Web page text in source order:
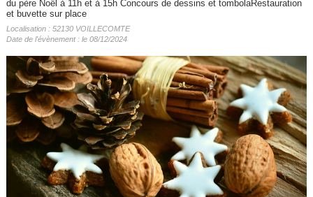
du père Noël à 11h et à 15h Concours de dessins et tombolaRestauration
et buvette sur place
Localisation : 52130 VOILLECOMTE
Date de l'évènement : le 08/12/2024